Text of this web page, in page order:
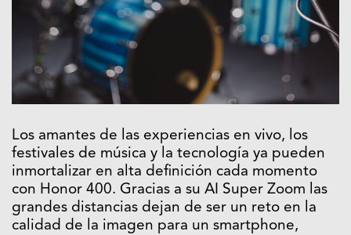
Los amantes de las experiencias en vivo, los
festivales de música y la tecnología ya pueden
inmortalizar en alta definición cada momento
con Honor 400. Gracias a su AI Super Zoom las
grandes distancias dejan de ser un reto en la
calidad de la imagen para un smartphone,